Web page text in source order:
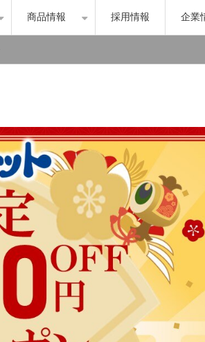
商品情報 採用情報 企業